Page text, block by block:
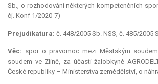
Sb., o rozhodování některých kompetenčních
čj. Konf 1/2020-7)
Prejudikatura: č. 448/2005 Sb. NSS, č. 485/2005
Věc: spor o pravomoc mezi Městským
soudem ve Zlíně, za účasti žalobkyně
České republiky – Ministerstva zemědělství, o